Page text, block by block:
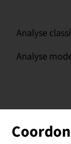
Analyse
Analyse